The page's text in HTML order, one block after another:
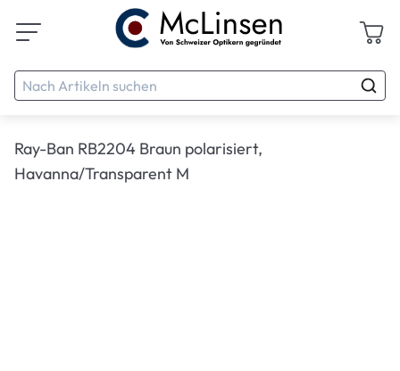
Ray-Ban RB2204 Braun polarisiert,
Havanna/Transparent M